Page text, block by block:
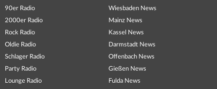
90er Radio
2000er Radio
Rock Radio
Oldie Radio
Schlager Radio
Party Radio
Lounge Radio
Wiesbaden News
Mainz News
Kassel News
Darmstadt News
Offenbach News
Gießen News
Fulda News